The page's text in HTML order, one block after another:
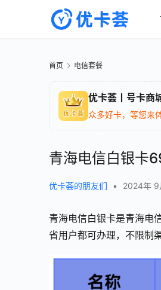
首页 电信套餐
优卡荟丨号卡商
众多好卡，等您来
青海电信白银卡
优卡荟的朋友们 • 2024年 9
青海电信白银卡是青海电
省用户都可办理，不限制